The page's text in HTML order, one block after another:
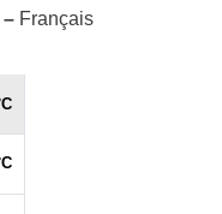
– Français